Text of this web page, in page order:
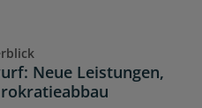
Neue Leistungen,